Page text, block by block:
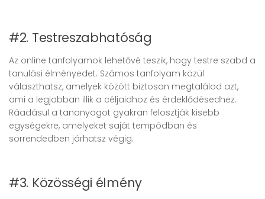
#2. Testreszabhatóság
Az online tanfolyamok lehetővé teszik, hogy testre szabd a
tanulási élményedet. Számos tanfolyam közül
választhatsz, amelyek között biztosan megtalálod azt,
ami a legjobban illik a céljaidhoz és érdeklődésedhez.
Ráadásul a tananyagot gyakran felosztják kisebb
egységekre, amelyeket saját tempódban és
sorrendedben járhatsz végig.
#3. Közösségi élmény